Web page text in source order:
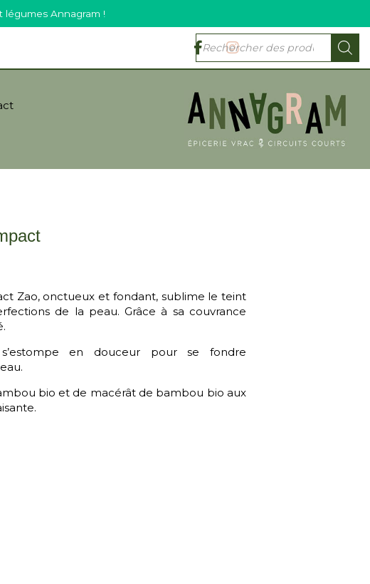
Zao, onctueux et fondant, sublime le teint
de la peau. Grâce à sa couvrance
en douceur pour se fondre
bio et de macérât de bambou bio aux
légumes Annagram !